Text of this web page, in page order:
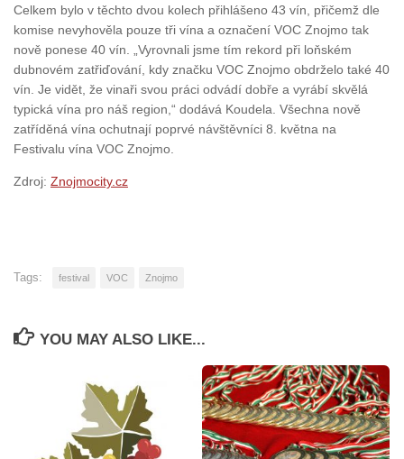
Celkem bylo v těchto dvou kolech přihlášeno 43 vín, přičemž dle
komise nevyhověla pouze tři vína a označení VOC Znojmo tak
nově ponese 40 vín. „Vyrovnali jsme tím rekord při loňském
dubnovém zatřiďování, kdy značku VOC Znojmo obdrželo také 40
vín. Je vidět, že vinaři svou práci odvádí dobře a vyrábí skvělá
typická vína pro náš region,“ dodává Koudela. Všechna nově
zatříděná vína ochutnají poprvé návštěvníci 8. května na
Festivalu vína VOC Znojmo.
Zdroj: Znojmocity.cz
Tags: festival VOC Znojmo
YOU MAY ALSO LIKE...